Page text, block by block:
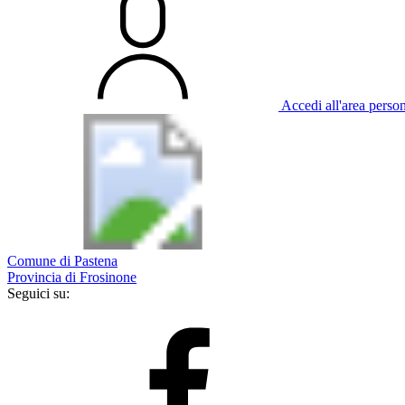
Accedi all'area
Comune di Pastena
Provincia di Frosinone
Seguici su: